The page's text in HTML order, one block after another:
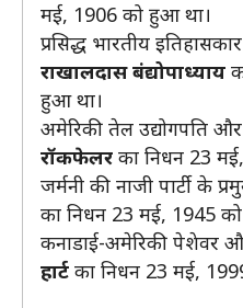
मई, 1906 को हुआ था।
प्रसिद्ध भारतीय
राखालदास बंद्योपाध्याय
हुआ था।
अमेरिकी तेल उद्योगपति और
रॉकफेलर का निधन 23
जर्मनी की नाजी पार्टी के
का निधन 23 मई, 1945
कनाडाई-अमेरिकी पेशेवर
हार्ट का निधन 23 मई,